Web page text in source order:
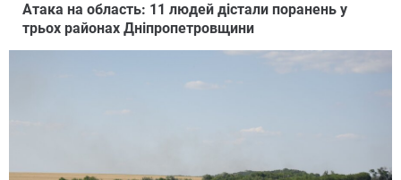
Атака на область: 11 людей дістали поранень у
трьох районах Дніпропетровщини